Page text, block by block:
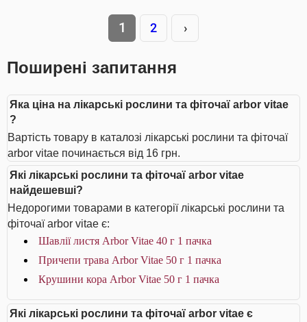
1 2 ›
Поширені запитання
Яка ціна на лікарські рослини та фіточаї arbor vitae
?
Вартість товару в каталозі лікарські рослини та фіточаї
arbor vitae починається від 16 грн.
Які лікарські рослини та фіточаї arbor vitae
найдешевші?
Недорогими товарами в категорії лікарські рослини та
фіточаї arbor vitae є:
Шавлії листя Arbor Vitae 40 г 1 пачка
Причепи трава Arbor Vitae 50 г 1 пачка
Крушини кора Arbor Vitae 50 г 1 пачка
Які лікарські рослини та фіточаї arbor vitae є